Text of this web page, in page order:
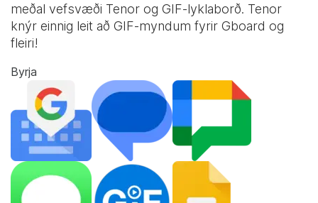
meðal vefsvæði Tenor og GIF-lyklaborð. Tenor
knýr einnig leit að GIF-myndum fyrir Gboard og
fleiri!
Byrja